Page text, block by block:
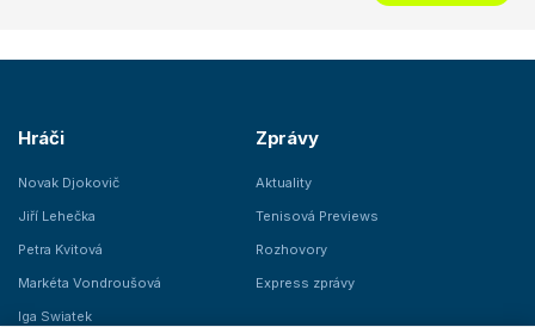
Hráči
Novak Djokovič
Jiří Lehečka
Petra Kvitová
Markéta Vondroušová
Iga Swiatek
Zprávy
Aktuality
Tenisová Previews
Rozhovory
Express zprávy